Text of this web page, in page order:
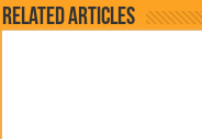
Related Articles